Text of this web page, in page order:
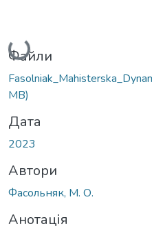
Вантажиться...
Файли
MB)
Дата
2023
Автори
Фасольняк, М. О.
Анотація